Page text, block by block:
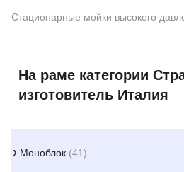
Стационарные мойки высокого
На раме категории
изготовитель Италия
Моноблок (41)